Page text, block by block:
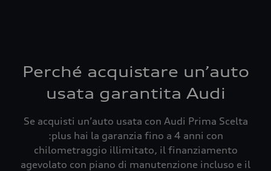
Perché acquistare un’auto
usata garantita Audi
Se acquisti un’auto usata con Audi Prima Scelta
:plus hai la garanzia fino a 4 anni con
chilometraggio illimitato, il finanziamento
agevolato con piano di manutenzione incluso e il